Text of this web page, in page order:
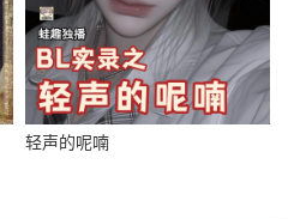
轻声的呢喃